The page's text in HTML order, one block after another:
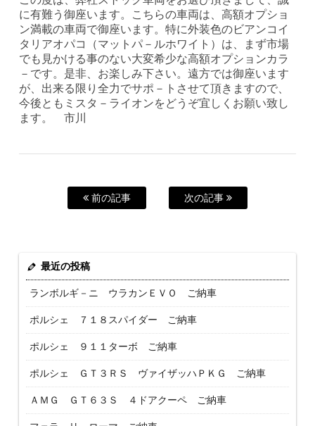
に有難う御座います。こちらの車両は、高額オプショ
ン満載の車両で御座います。特に外装色のビアンコイ
タリアオパコ（マットパ－ルホワイト）は、まず市場
でも見かける事のない大変希少な高額オプションカラ
－です。是非、お楽しみ下さい。遠方では御座います
が、出来る限り全力でサポ－トさせて頂きますので、
今後ともミスタ－ライオンをどうぞ宜しくお願い致し
ます。 市川
前の記事 次の記事
最近の投稿
ランボルギ－ニ ウラカンＥＶＯ ご納車
ポルシェ ７１８スパイダー ご納車
ポルシェ ９１１ターボ ご納車
ポルシェ ＧＴ３ＲＳ ヴァイザッハＰＫＧ ご納車
ＡＭＧ ＧＴ６３Ｓ ４ドアクーペ ご納車